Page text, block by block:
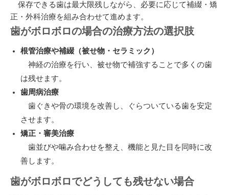
保存できる歯は最大限残しながら、必要に応じて補綴・矯
正・外科治療を組み合わせて進めます。
歯がボロボロの場合の治療方法の選択肢
根管治療や補綴（被せ物・セラミック）
神経の治療を行い、被せ物で補強することで多くの歯
は残せます。
歯周病治療
歯ぐきや骨の環境を改善し、ぐらついている歯を安定
させます。
矯正・審美治療
歯並びや噛み合わせを整え、機能と見た目を同時に改
善します。
歯がボロボロでどうしても残せない場合